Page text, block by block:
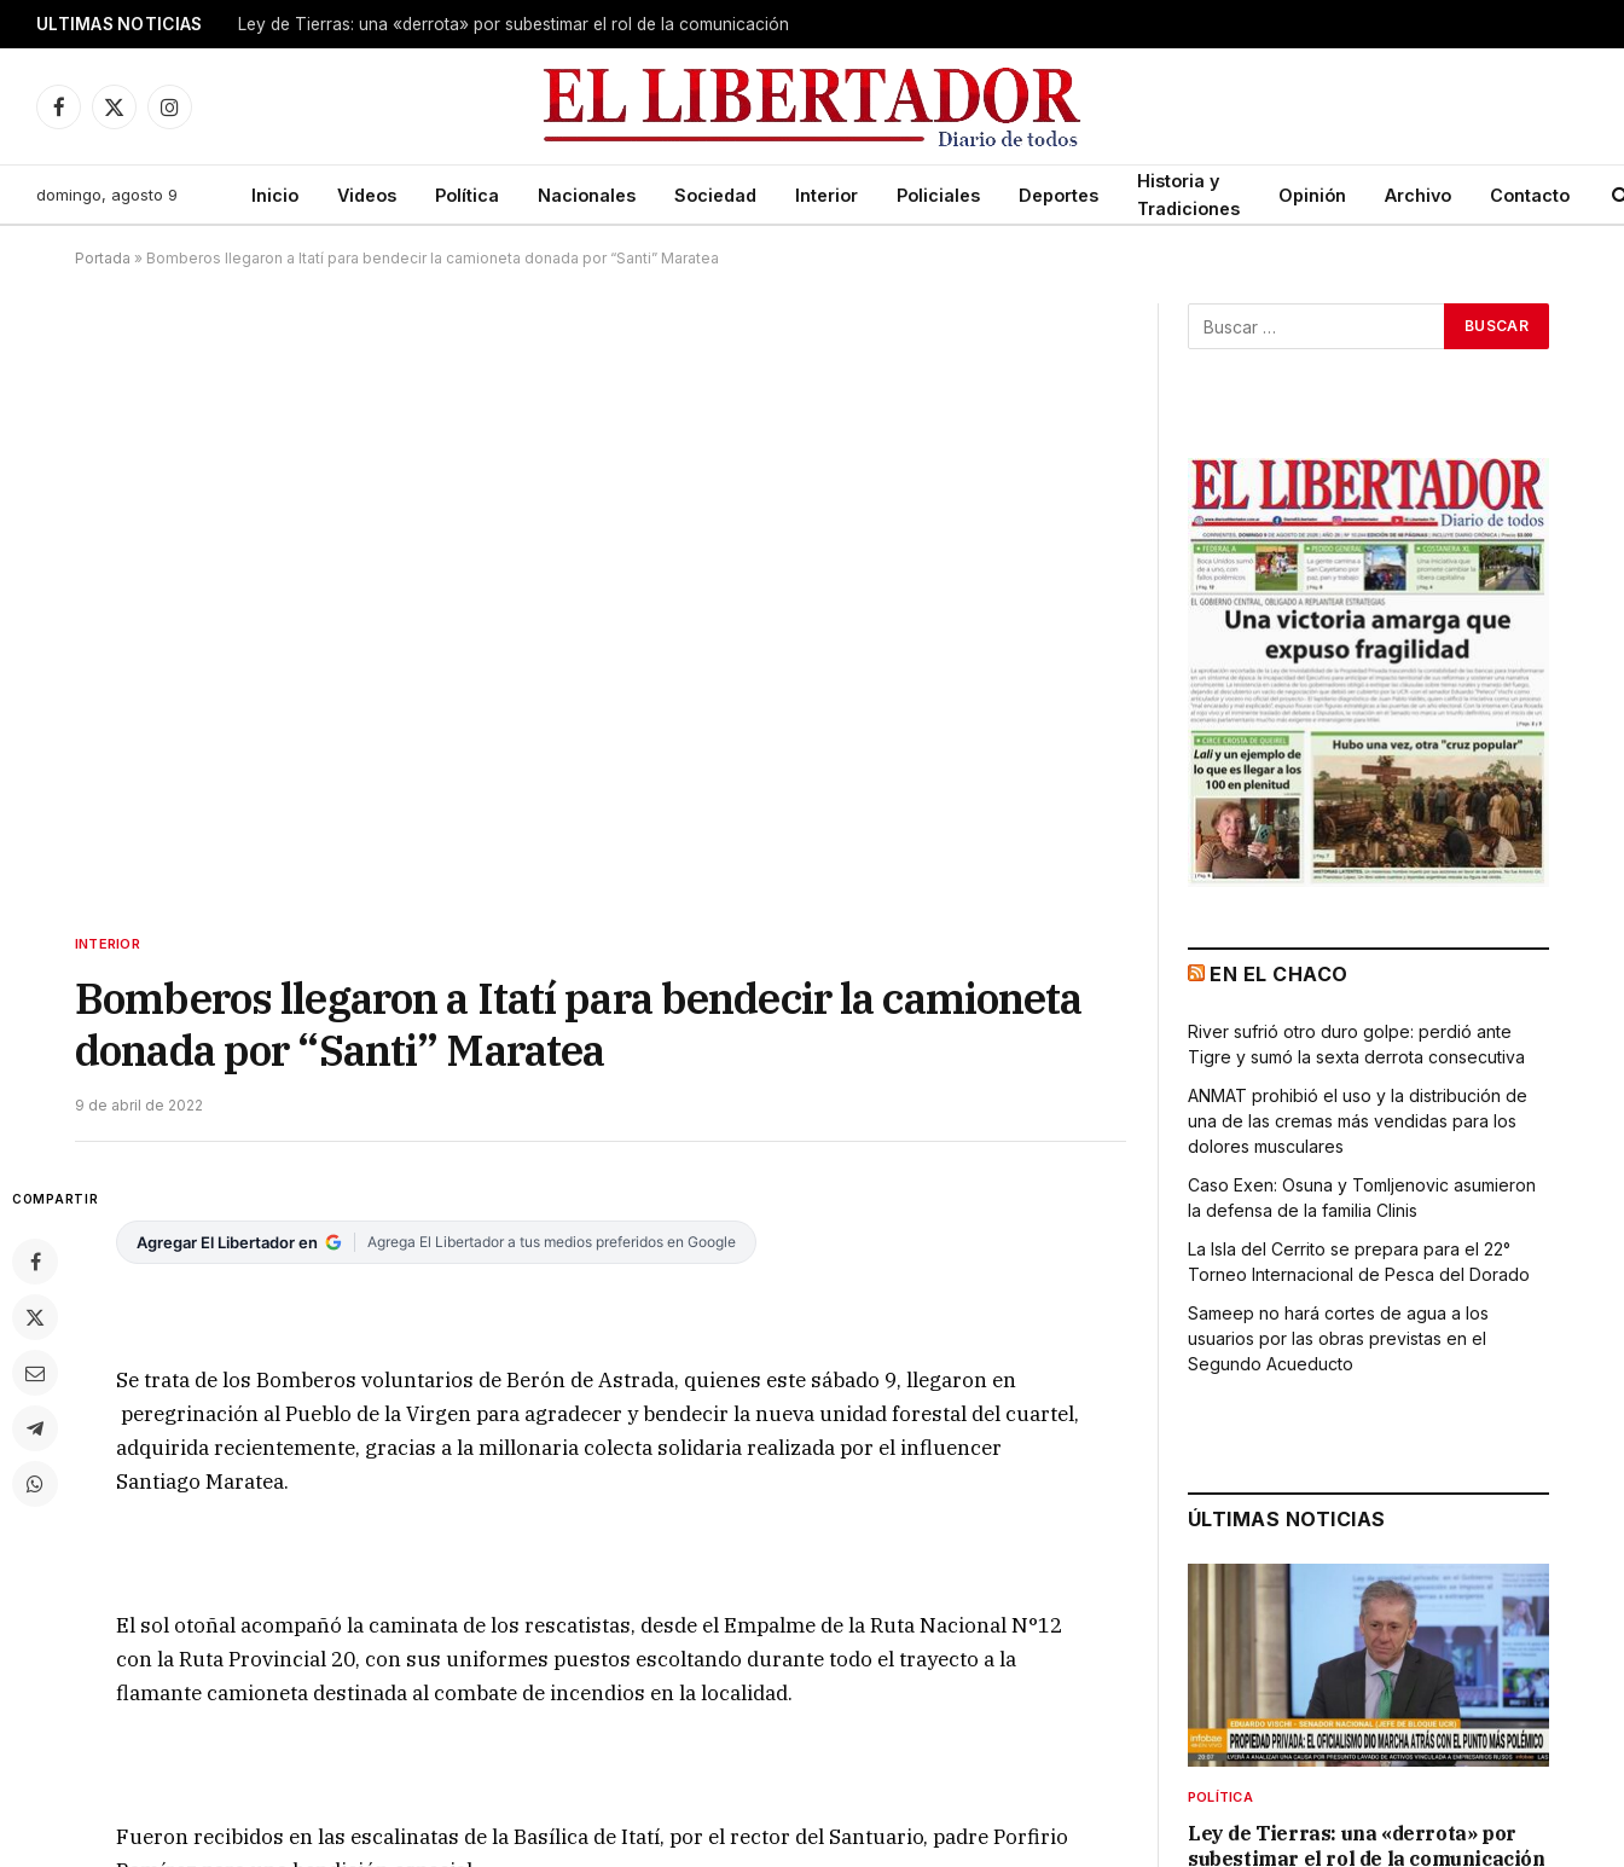
ULTIMAS NOTICIAS Ley de Tierras: una «derrota» por subestimar el rol de la comunicación
Facebook
X
Instagram
domingo, agosto 9 Inicio Videos Política Nacionales Sociedad Interior Policiales Deportes
Historia y
Tradiciones
Opinión Archivo Contacto
Portada » Bomberos llegaron a Itatí para bendecir la camioneta donada por “Santi” Maratea
INTERIOR
Bomberos llegaron a Itatí para bendecir la camioneta
donada por “Santi” Maratea
9 de abril de 2022
COMPARTIR
Agregar El Libertador en Agrega El Libertador a tus medios preferidos en Google
Se trata de los Bomberos voluntarios de Berón de Astrada, quienes este sábado 9, llegaron en
peregrinación al Pueblo de la Virgen para agradecer y bendecir la nueva unidad forestal del cuartel,
adquirida recientemente, gracias a la millonaria colecta solidaria realizada por el influencer
Santiago Maratea.
El sol otoñal acompañó la caminata de los rescatistas, desde el Empalme de la Ruta Nacional N°12
con la Ruta Provincial 20, con sus uniformes puestos escoltando durante todo el trayecto a la
flamante camioneta destinada al combate de incendios en la localidad.
Fueron recibidos en las escalinatas de la Basílica de Itatí, por el rector del Santuario, padre Porfirio
EN EL CHACO
River sufrió otro duro golpe: perdió ante
Tigre y sumó la sexta derrota consecutiva
ANMAT prohibió el uso y la distribución de
una de las cremas más vendidas para los
dolores musculares
Caso Exen: Osuna y Tomljenovic asumieron
la defensa de la familia Clinis
La Isla del Cerrito se prepara para el 22°
Torneo Internacional de Pesca del Dorado
Sameep no hará cortes de agua a los
usuarios por las obras previstas en el
Segundo Acueducto
ÚLTIMAS NOTICIAS
POLÍTICA
Ley de Tierras: una «derrota» por
subestimar el rol de la comunicación